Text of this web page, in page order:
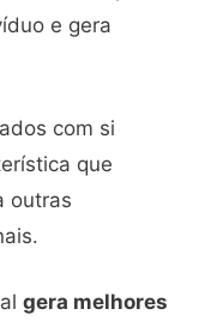
e gera
com si
que
outras
gera melhores